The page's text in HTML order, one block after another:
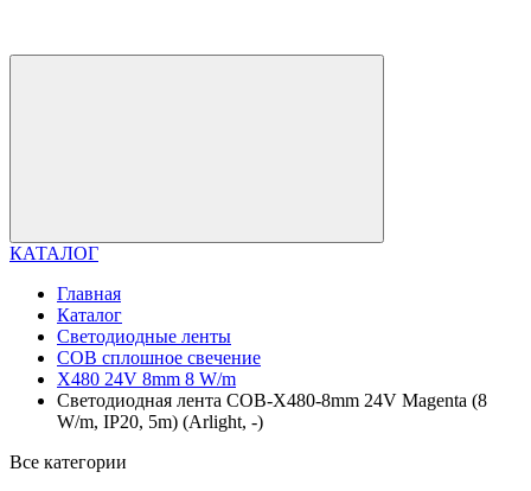
КАТАЛОГ
Главная
Каталог
Светодиодные ленты
COB сплошное свечение
X480 24V 8mm 8 W/m
Светодиодная лента COB-X480-8mm 24V Magenta (8
W/m, IP20, 5m) (Arlight, -)
Все категории